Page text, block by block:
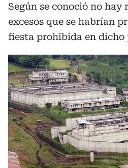
Según se conoció no hay
excesos que se habrían
fiesta prohibida en dicho